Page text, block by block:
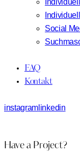
Social
FAQ
Kontakt
instagram linkedin
Have a Project?